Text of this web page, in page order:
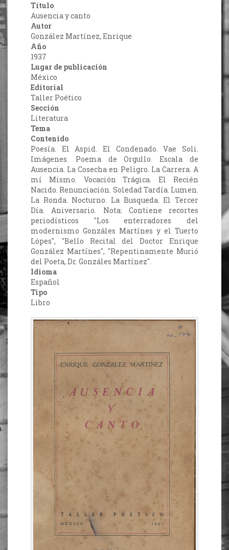
Título
Ausencia y canto
Autor
González Martínez, Enrique
Año
1937
Lugar de publicación
México
Editorial
Taller Poético
Sección
Literatura
Tema
Contenido
Poesía. El Aspid. El Condenado. Vae Soli.
Imágenes. Poema de Orgullo. Escala de
Ausencia. La Cosecha en Peligro. La Carrera. A
mí Mismo. Vocación Trágica. El Recién
Nacido. Renunciación. Soledad Tardía. Lumen.
La Ronda. Nocturno. La Busqueda. El Tercer
Día. Aniversario. Nota: Contiene recortes
periodísticos "Los enterradores del
modernismo Gonzáles Martínes y el Tuerto
Lópes", "Bello Recital del Doctor Enrique
González Martínes", "Repentinamente Murió
del Poeta, Dr. Gonzáles Martínez".
Idioma
Español
Tipo
Libro